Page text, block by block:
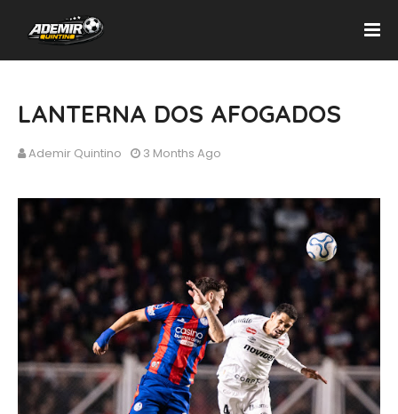
LANTERNA DOS AFOGADOS
Ademir Quintino 3 Months Ago